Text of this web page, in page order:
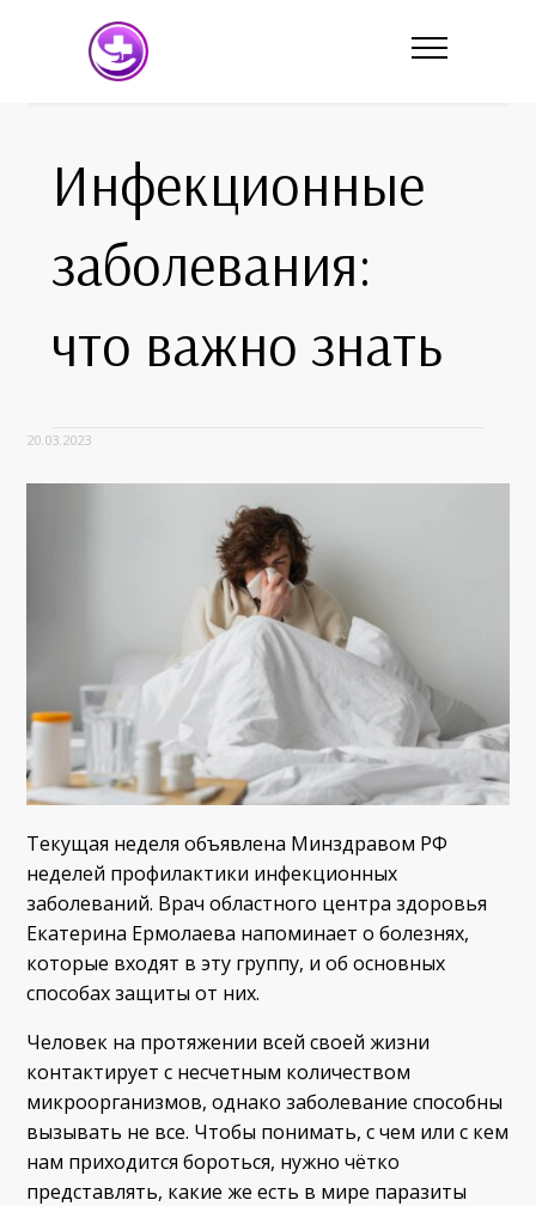
Инфекционные
заболевания:
что важно знать
20.03.2023
Текущая неделя объявлена Минздравом РФ
неделей профилактики инфекционных
заболеваний. Врач областного центра здоровья
Екатерина Ермолаева напоминает о болезнях,
которые входят в эту группу, и об основных
способах защиты от них.
Человек на протяжении всей своей жизни
контактирует с несчетным количеством
микроорганизмов, однако заболевание способны
вызывать не все. Чтобы понимать, с чем или с кем
нам приходится бороться, нужно чётко
представлять, какие же есть в мире паразиты